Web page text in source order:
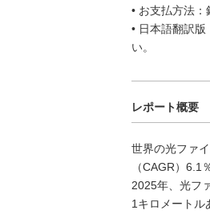
• お支払方法：
• 日本語翻訳
い。
レポート概要
世界の光ファ
（CAGR）
2025年、光フ
1キロメートル